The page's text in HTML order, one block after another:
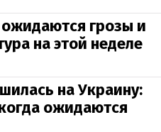
грозы и
на этой неделе
на Украину:
ожидаются